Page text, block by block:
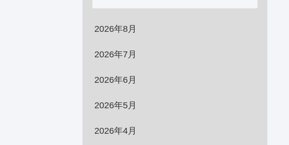
2026年8月
2026年7月
2026年6月
2026年5月
2026年4月